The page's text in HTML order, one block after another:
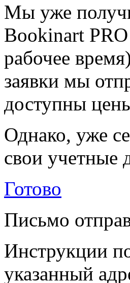
Мы уже
Bookinart
рабочее
заявки мы
доступны
Однако, уже
свои учетные
Готово
Письмо
Инструкции
указанный